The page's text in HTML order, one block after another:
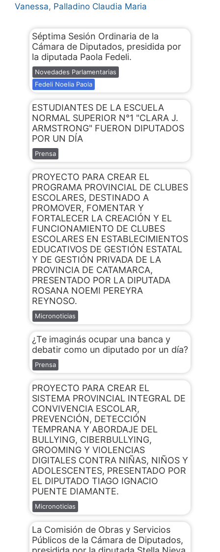
Vanessa, Palladino Claudia Maria
Séptima Sesión Ordinaria de la
Cámara de Diputados, presidida por
la diputada Paola Fedeli.
Novedades Parlamentarias
Fedeli Noelia Paola
ESTUDIANTES DE LA ESCUELA
NORMAL SUPERIOR N°1 "CLARA J.
ARMSTRONG" FUERON DIPUTADOS
POR UN DÍA
Prensa
PROYECTO PARA CREAR EL
PROGRAMA PROVINCIAL DE CLUBES
ESCOLARES, DESTINADO A
PROMOVER, FOMENTAR Y
FORTALECER LA CREACIÓN Y EL
FUNCIONAMIENTO DE CLUBES
ESCOLARES EN ESTABLECIMIENTOS
EDUCATIVOS DE GESTIÓN ESTATAL
Y DE GESTIÓN PRIVADA DE LA
PROVINCIA DE CATAMARCA,
PRESENTADO POR LA DIPUTADA
ROSANA NOEMI PEREYRA
REYNOSO.
Micronoticias
¿Te imaginás ocupar una banca y
debatir como un diputado por un día?
Prensa
PROYECTO PARA CREAR EL
SISTEMA PROVINCIAL INTEGRAL DE
CONVIVENCIA ESCOLAR,
PREVENCIÓN, DETECCIÓN
TEMPRANA Y ABORDAJE DEL
BULLYING, CIBERBULLYING,
GROOMING Y VIOLENCIAS
DIGITALES CONTRA NIÑAS, NIÑOS Y
ADOLESCENTES, PRESENTADO POR
EL DIPUTADO TIAGO IGNACIO
PUENTE DIAMANTE.
Micronoticias
La Comisión de Obras y Servicios
Públicos de la Cámara de Diputados,